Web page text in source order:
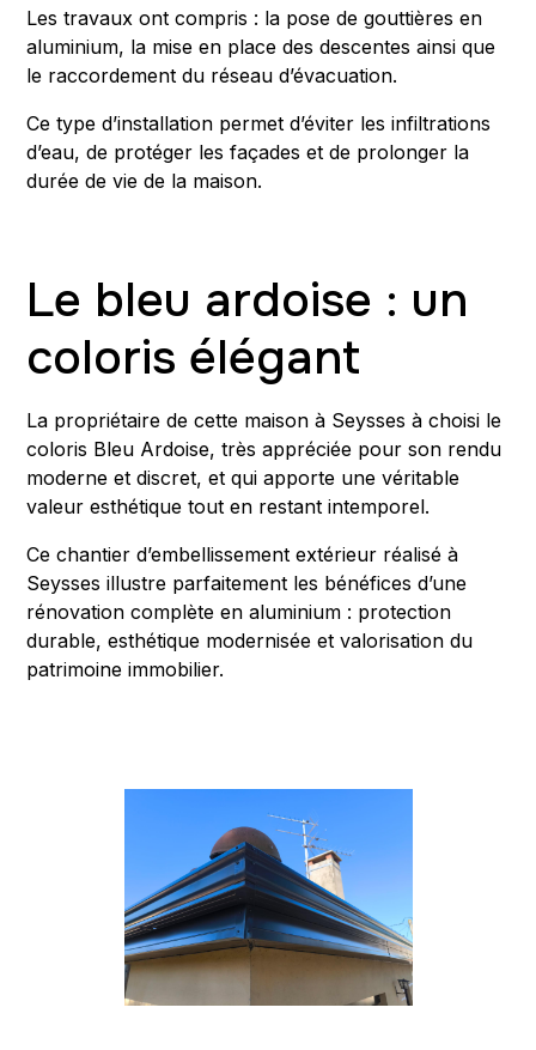
Les travaux ont compris : la pose de gouttières en
aluminium, la mise en place des descentes ainsi que
le raccordement du réseau d’évacuation.
Ce type d’installation permet d’éviter les infiltrations
d’eau, de protéger les façades et de prolonger la
durée de vie de la maison.
Le bleu ardoise : un
coloris élégant
La propriétaire de cette maison à Seysses à choisi le
coloris Bleu Ardoise, très appréciée pour son rendu
moderne et discret, et qui apporte une véritable
valeur esthétique tout en restant intemporel.
Ce chantier d’embellissement extérieur réalisé à
Seysses illustre parfaitement les bénéfices d’une
rénovation complète en aluminium : protection
durable, esthétique modernisée et valorisation du
patrimoine immobilier.